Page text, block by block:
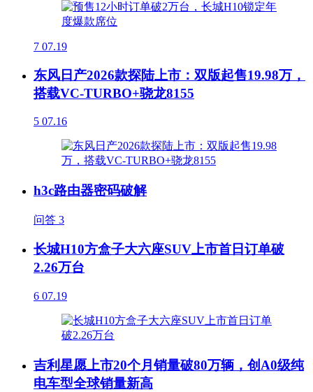
7 07.19
东风日产2026款探陆上市：双版起售19.98万，
搭载VC-TURBO+骁龙8155
5 07.16
h3c路由器密码破解
问答 3
长城H10方盒子大六座SUV上市首日订单破
2.26万台
6 07.19
吉利星愿上市20个月销量破80万辆，创A0级纯
电车型全球销量新高